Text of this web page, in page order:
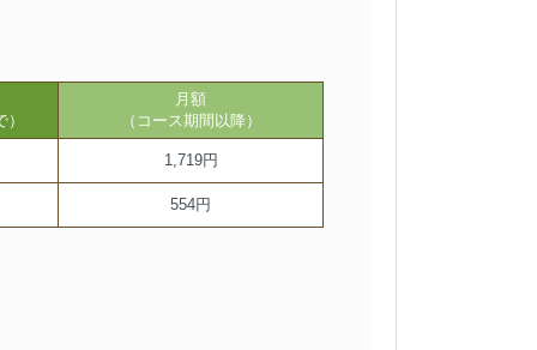
月額
（コース期間以降）
1,719円
554円